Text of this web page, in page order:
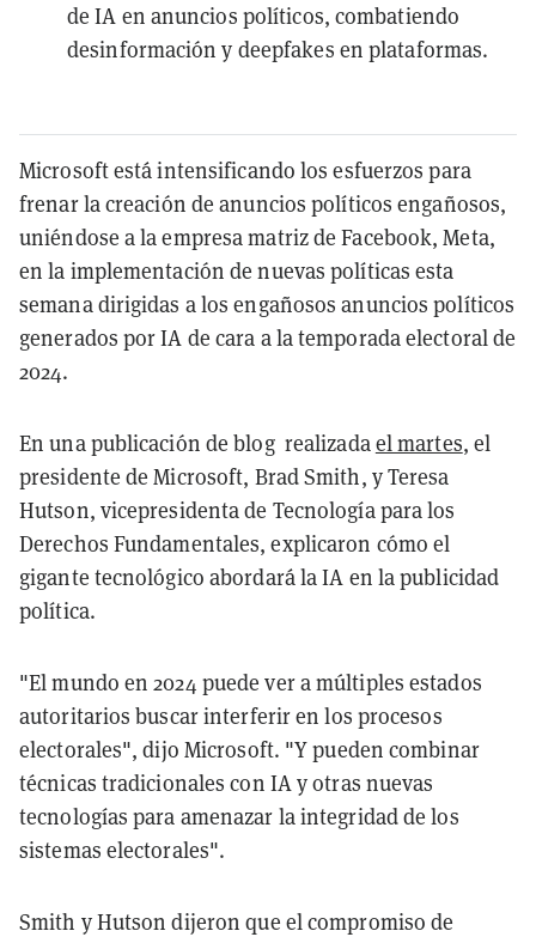
de IA en anuncios políticos, combatiendo
desinformación y deepfakes en plataformas.
Microsoft está intensificando los esfuerzos para
frenar la creación de anuncios políticos engañosos,
uniéndose a la empresa matriz de Facebook, Meta,
en la implementación de nuevas políticas esta
semana dirigidas a los engañosos anuncios políticos
generados por IA de cara a la temporada electoral de
2024.
En una publicación de blog realizadael martes, el
presidente de Microsoft, Brad Smith, y Teresa
Hutson, vicepresidenta de Tecnología para los
Derechos Fundamentales, explicaron cómo el
gigante tecnológico abordará la IA en la publicidad
política.
"El mundo en 2024 puede ver a múltiples estados
autoritarios buscar interferir en los procesos
electorales", dijo Microsoft. "Y pueden combinar
técnicas tradicionales con IA y otras nuevas
tecnologías para amenazar la integridad de los
sistemas electorales".
Smith y Hutson dijeron que el compromiso de